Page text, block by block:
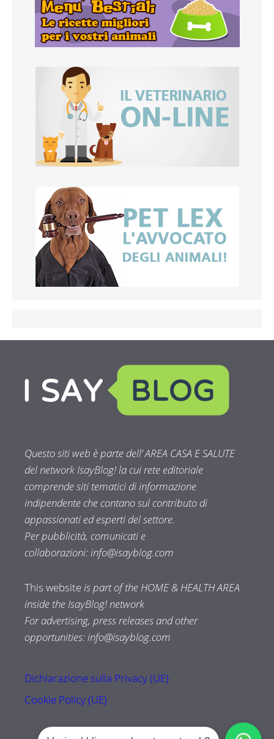
Questo siti web è parte dell’ AREA CASA E SALUTE
del network IsayBlog! la cui rete editoriale
comprende siti tematici di informazione
indipendente che contano sul contributo di
appassionati ed esperti del settore.
Per pubblicità, comunicati e
collaborazioni:info@isayblog.com
This websiteis part of the HOME & HEALTH AREA
inside the IsayBlog! network
For advertising, press releases and other
opportunities:info@isayblog.com
Dichiarazione sulla Privacy (UE)
Cookie Policy (UE)